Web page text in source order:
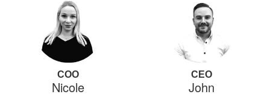
COO
Nicole
CEO
John